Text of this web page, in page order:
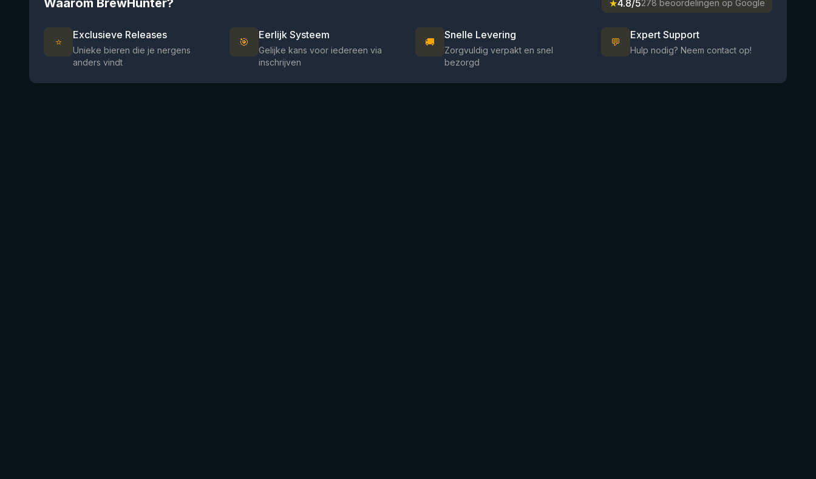
Waarom BrewHunter? ★4.8/5278 beoordelingen op Google
⭐
Exclusieve Releases
Unieke bieren die je nergens
anders vindt
🎯
Eerlijk Systeem
Gelijke kans voor iedereen via
inschrijven
🚚
Snelle Levering
Zorgvuldig verpakt en snel
bezorgd
💬
Expert Support
Hulp nodig? Neem contact op!